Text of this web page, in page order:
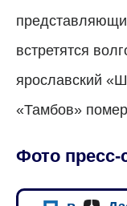
встретятся
ярославский
«Тамбов»
Фото